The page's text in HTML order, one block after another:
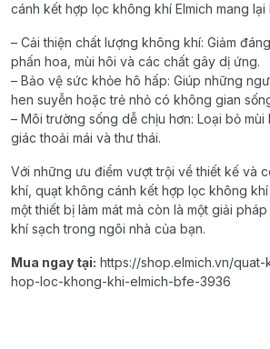
cánh kết hợp lọc không khí Elmich mang lại
– Cải thiện chất lượng không khí: Giảm
phấn hoa, mùi hôi và các chất gây dị ứng.
– Bảo vệ sức khỏe hô hấp: Giúp những
hen suyễn hoặc trẻ nhỏ có không gian
– Môi trường sống dễ chịu hơn: Loại bỏ
giác thoải mái và thư thái.
Với những ưu điểm vượt trội về thiết kế và
khí, quạt không cánh kết hợp lọc không
một thiết bị làm mát mà còn là một giải
khí sạch trong ngôi nhà của bạn.
Mua ngay tại: https://shop.elmich.vn/
hop-loc-khong-khi-elmich-bfe-3936